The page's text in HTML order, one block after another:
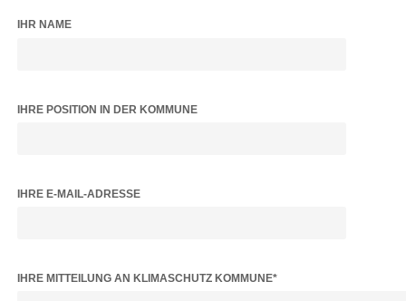
IHR NAME
IHRE POSITION IN DER KOMMUNE
IHRE E-MAIL-ADRESSE
BITTE LASSE DIESES FELD LEER.
IHRE MITTEILUNG AN KLIMASCHUTZ KOMMUNE*